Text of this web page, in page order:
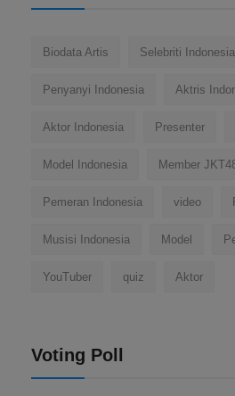
Biodata Artis Selebriti Indonesia
Penyanyi Indonesia Aktris
Aktor Indonesia Presenter
Model Indonesia Member
Pemeran Indonesia video
Musisi Indonesia Model
YouTuber quiz Aktor
Voting Poll